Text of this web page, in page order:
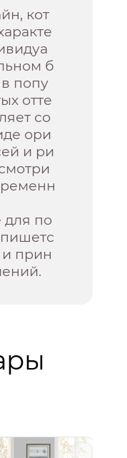
кот
б
попу
отте
со
ори
и ри
для по
и прин